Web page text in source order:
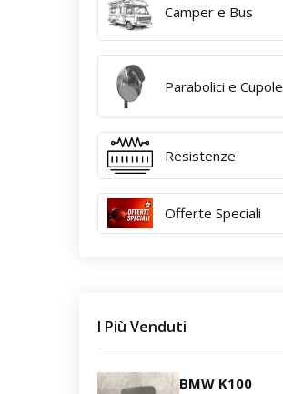
Camper e Bus
Parabolici e Cupole
Resistenze
Offerte Speciali
I Più Venduti
BMW K100